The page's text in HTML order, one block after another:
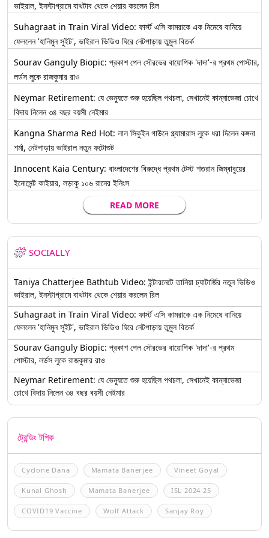
ভাইরাল, ইনস্টাগ্রামে বাথটাব থেকে শেয়ার করলেন রিল
Suhagraat in Train Viral Video: ফার্স্ট এসি কামরাকে এক নিমেষে বানিয়ে
ফেললেন 'হানিমুন সুইট', ভাইরাল ভিডিও ঘিরে নেটপাড়ায় তুমুল বিতর্ক
Sourav Ganguly Biopic: প্রকাশ পেল সৌরভের বায়োপিক 'দাদা'-র প্রথম পোস্টার,
লর্ডস লুকে রাজকুমার রাও
Neymar Retirement: যে ভেন্যুতে শুরু হয়েছিল পথচলা, সেখানেই কান্নাভেজা চোখে
বিদায় নিলেন ৩৪ বছর বয়সী নেইমার
Kangna Sharma Red Hot: লাল সিকুইন গাউনে গ্ল্যামারাস লুকে ধরা দিলেন কঙ্গনা
শর্মা, নেটপাড়ায় ভাইরাল নতুন ফটোশুট
Innocent Kaia Century: বাংলাদেশের বিরুদ্ধে প্রথম টেস্ট শতরান জিম্বাবুয়ের
ইনোসেন্ট কাইয়ার, লড়াকু ১০৬ রানের ইনিংস
READ MORE
SOCIALLY
Taniya Chatterjee Bathtub Video: ইন্টারনেটে তানিয়া চ্যাটার্জির নতুন ভিডিও
ভাইরাল, ইনস্টাগ্রামে বাথটাব থেকে শেয়ার করলেন রিল
Suhagraat in Train Viral Video: ফার্স্ট এসি কামরাকে এক নিমেষে বানিয়ে
ফেললেন 'হানিমুন সুইট', ভাইরাল ভিডিও ঘিরে নেটপাড়ায় তুমুল বিতর্ক
Sourav Ganguly Biopic: প্রকাশ পেল সৌরভের বায়োপিক 'দাদা'-র প্রথম
পোস্টার, লর্ডস লুকে রাজকুমার রাও
Neymar Retirement: যে ভেন্যুতে শুরু হয়েছিল পথচলা, সেখানেই কান্নাভেজা
চোখে বিদায় নিলেন ৩৪ বছর বয়সী নেইমার
ট্রেন্ডিং টপিক
Cyclone Dana Mamata Banerjee Vineet Goyal
Kunal Ghosh Mamata Banerjee ISL 2024 25
COVID19 Vaccine Wolf Attack Sanjay Roy